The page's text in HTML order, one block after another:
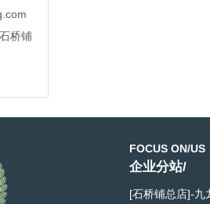
桥铺
FOCUS ON/US
企业分站/
[石桥铺总店]-九